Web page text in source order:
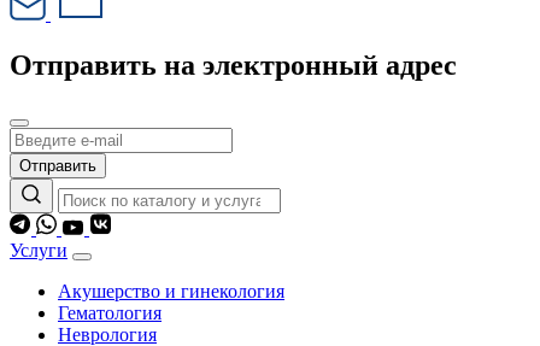
Отправить на электронный адрес
Отправить
Услуги
Акушерство и гинекология
Гематология
Неврология